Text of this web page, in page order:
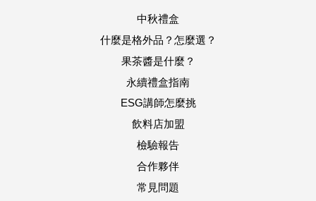
中秋禮盒
什麼是格外品？怎麼選？
果茶醬是什麼？
永續禮盒指南
ESG講師怎麼挑
飲料店加盟
檢驗報告
合作夥伴
常見問題